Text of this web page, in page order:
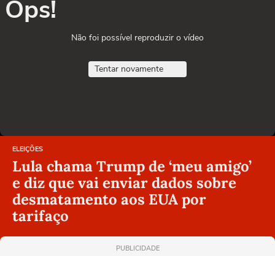
Ops!
Não foi possível reproduzir o vídeo
Tentar novamente
ELEIÇÕES
Lula chama Trump de ‘meu amigo’
e diz que vai enviar dados sobre
desmatamento aos EUA por
tarifaço
PUBLICIDADE